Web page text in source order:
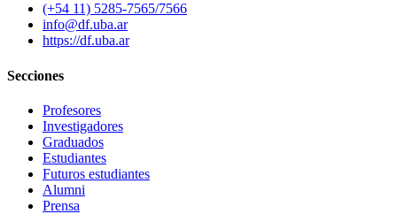
(+54 11) 5285-7565/7566
info@df.uba.ar
https://df.uba.ar
Secciones
Profesores
Investigadores
Graduados
Estudiantes
Futuros estudiantes
Alumni
Prensa